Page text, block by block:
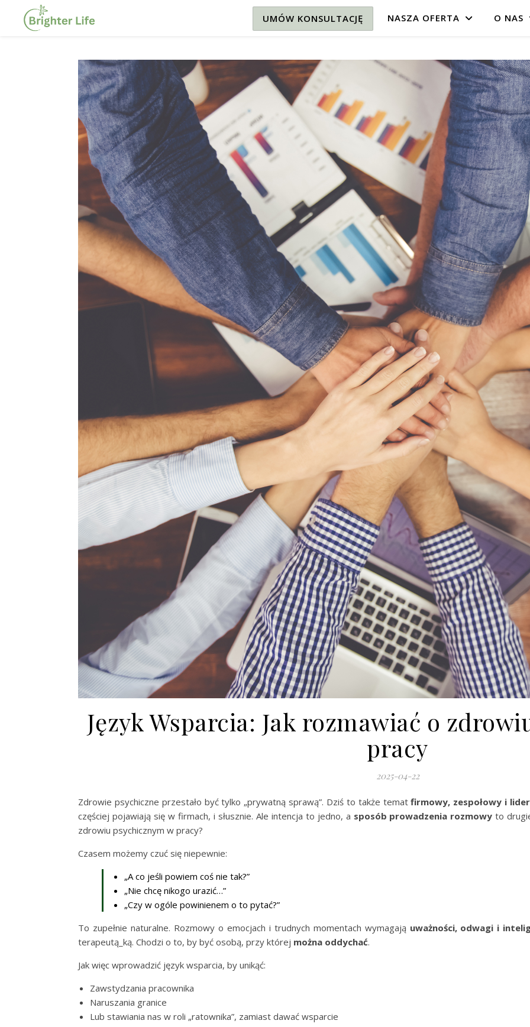
UMÓW KONSULTACJĘ NASZA OFERTA O NAS
Język Wsparcia: Jak rozmawiać o
pracy
2025-04-22
Zdrowie psychiczne przestało być tylko „prywatną sprawą”. Dziś to także tematfirmowy, zespołowy i
częściej pojawiają się w firmach, i słusznie. Ale intencja to jedno, a sposób prowadzenia rozmowy to
zdrowiu psychicznym w pracy?
Czasem możemy czuć się niepewnie:
„A co jeśli powiem coś nie tak?”
„Nie chcę nikogo urazić…”
„Czy w ogóle powinienem o to pytać?”
To zupełnie naturalne. Rozmowy o emocjach i trudnych momentach wymagają uważności, odwagi i
terapeutą_ką. Chodzi o to, by być osobą, przy której można oddychać.
Jak więc wprowadzić język wsparcia, by unikąć:
Zawstydzania pracownika
Naruszania granice
Lub stawiania nas w roli „ratownika”, zamiast dawać wsparcie